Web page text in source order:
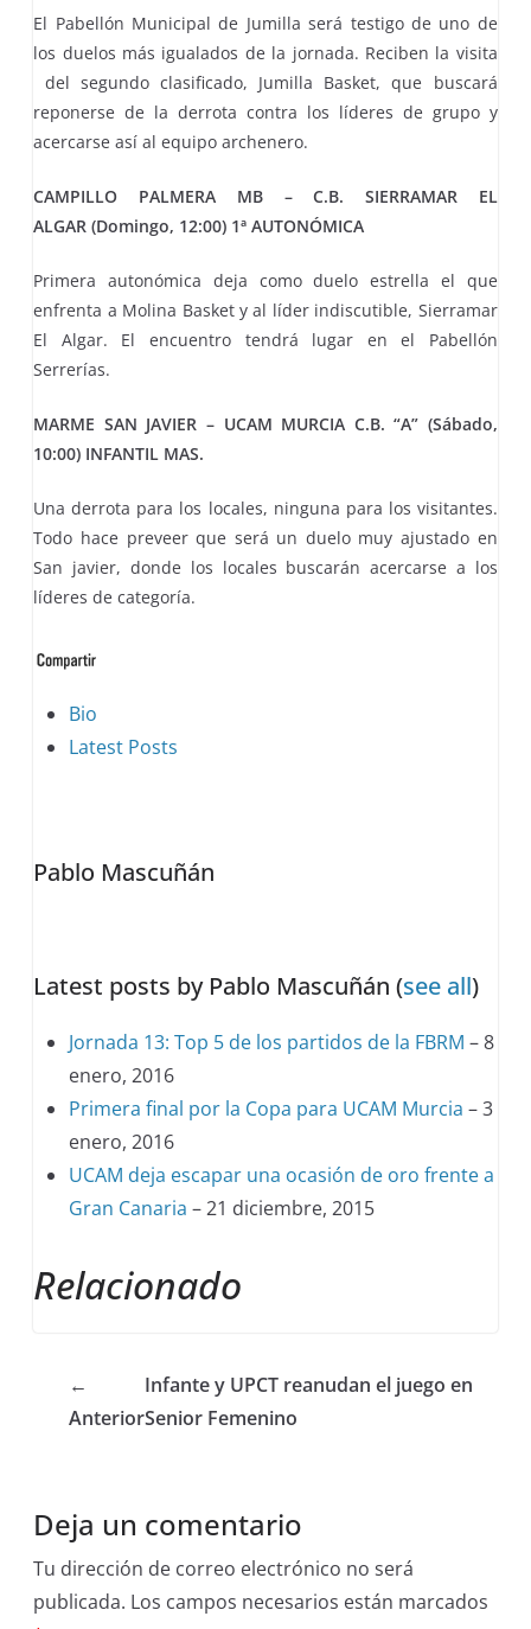
El Pabellón Municipal de Jumilla será testigo de uno de
los duelos más igualados de la jornada. Reciben la visita
del segundo clasificado, Jumilla Basket, que buscará
reponerse de la derrota contra los líderes de grupo y
acercarse así al equipo archenero.
CAMPILLO PALMERA MB – C.B. SIERRAMAR EL
ALGAR (Domingo, 12:00) 1ª AUTONÓMICA
Primera autonómica deja como duelo estrella el que
enfrenta a Molina Basket y al líder indiscutible, Sierramar
El Algar. El encuentro tendrá lugar en el Pabellón
Serrerías.
MARME SAN JAVIER – UCAM MURCIA C.B. “A” (Sábado,
10:00) INFANTIL MAS.
Una derrota para los locales, ninguna para los visitantes.
Todo hace preveer que será un duelo muy ajustado en
San javier, donde los locales buscarán acercarse a los
líderes de categoría.
The
following
content
Bio
Latest Posts
Pablo Mascuñán
Latest posts by Pablo Mascuñán(see all)
Jornada 13: Top 5 de los partidos de la FBRM – 8
enero, 2016
Primera final por la Copa para UCAM Murcia – 3
enero, 2016
UCAM deja escapar una ocasión de oro frente a
Gran Canaria – 21 diciembre, 2015
Relacionado
←
Anterior
Infante y UPCT reanudan el juego en
Senior Femenino
Deja un comentario
Tu dirección de correo electrónico no será
publicada. Los campos necesarios están marcados